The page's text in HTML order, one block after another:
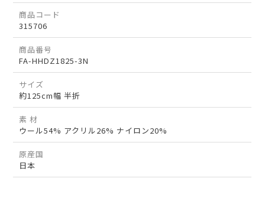
商品コード
315706
商品番号
FA-HHDZ1825-3N
サイズ
約125cm幅 半折
素 材
ウール54% アクリル26% ナイロン20%
原産国
日本